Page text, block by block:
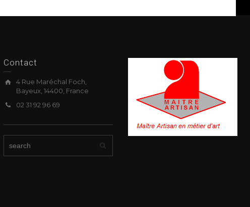
Contact
4 Rue Maréchal Foch,
Bayeux, 14400, France
02 31 92 96 69